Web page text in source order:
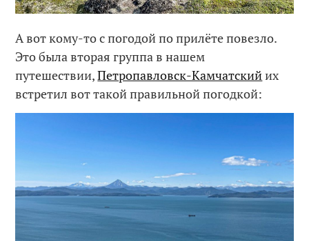
А вот кому-то с погодой по прилёте повезло.
Это была вторая группа в нашем
путешествии,Петропавловск-Камчатскийих
встретил вот такой правильной погодкой: